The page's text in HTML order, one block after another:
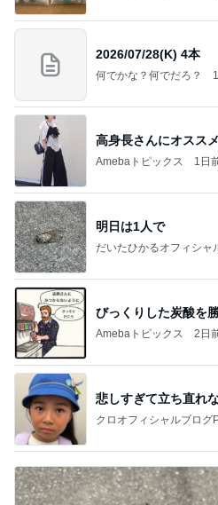
2026/07/28(K) 4本
何でかな？何でだろ？
高身長さんにオスス
Amebaトピックス 1日
明日は1人で
だいたひかるオフィシャ
びっくりした炭酸を
Amebaトピックス 2日
悲しすぎて立ち直れな
クロオフィシャルブロ